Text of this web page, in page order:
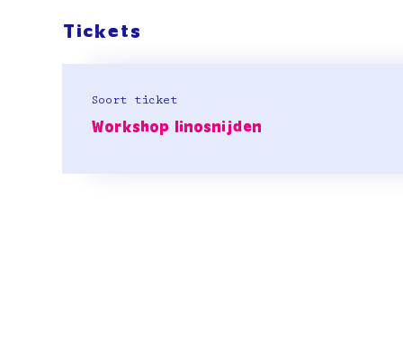
Tickets
Soort ticket
Workshop linosnijden